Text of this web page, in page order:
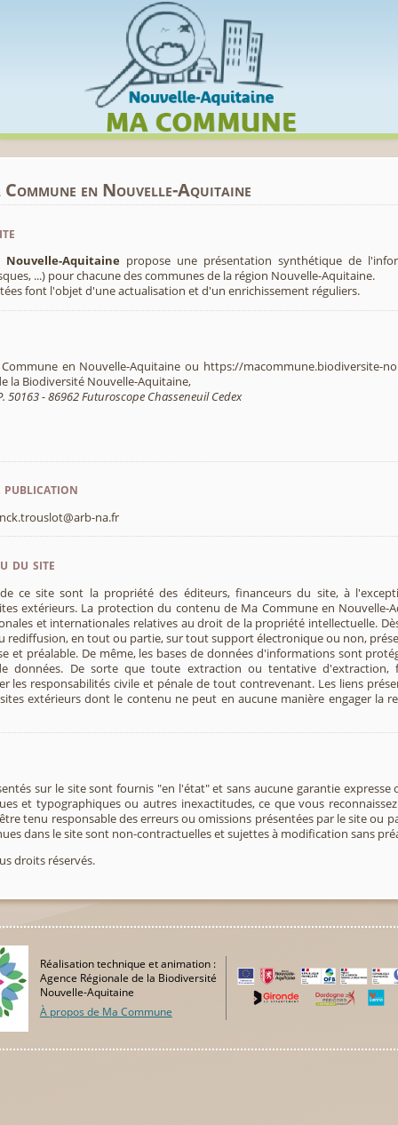
en Nouvelle-Aquitaine
Aquitainepropose une présentation synthétique de
...) pour chacune des communes de la région Nouvelle-Aquitaine.
font l'objet d'une actualisation et d'un enrichissement réguliers.
en Nouvelle-Aquitaine ou https://macommune.biodiversite-
la Biodiversité Nouvelle-Aquitaine,
50163 - 86962 Futuroscope Chasseneuil Cedex
publication
na.fr
du site
ce site sont la propriété des éditeurs, financeurs du site, à
extérieurs. La protection du contenu de Ma Commune en Nouvelle-
et internationales relatives au droit de la propriété intellectuelle.
rediffusion, en tout ou partie, sur tout support électronique ou non,
et préalable. De même, les bases de données d'informations sont
données. De sorte que toute extraction ou tentative d'extraction,
les responsabilités civile et pénale de tout contrevenant. Les liens
extérieurs dont le contenu ne peut en aucune manière engager la
sur le site sont fournis "en l'état" et sans aucune garantie
et typographiques ou autres inexactitudes, ce que vous
tenu responsable des erreurs ou omissions présentées par le site ou
dans le site sont non-contractuelles et sujettes à modification sans
droits réservés.
Réalisation technique et animation :
Agence Régionale de la Biodiversité
Nouvelle-Aquitaine
À propos de Ma Commune
Cookies management panel